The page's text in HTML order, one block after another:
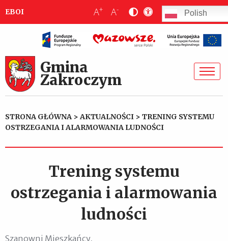
EBOI A+ A- Polish
Gmina
Zakroczym
STRONA GŁÓWNA >AKTUALNOŚCI > TRENING SYSTEMU
OSTRZEGANIA I ALARMOWANIA LUDNOŚCI
Trening systemu
ostrzegania i alarmowania
ludności
Szanowni Mieszkańcy,